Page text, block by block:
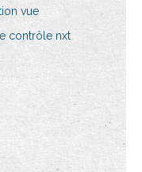
vue
contrôle nxt